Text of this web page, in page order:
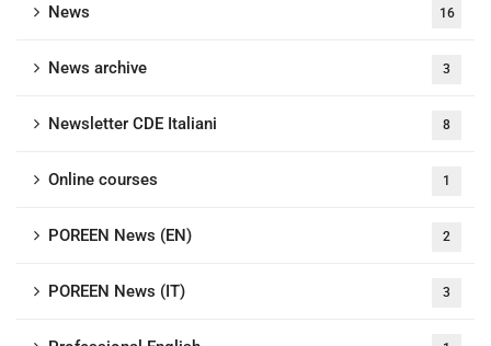
News 16
News archive 3
Newsletter CDE Italiani 8
Online courses 1
POREEN News (EN) 2
POREEN News (IT) 3